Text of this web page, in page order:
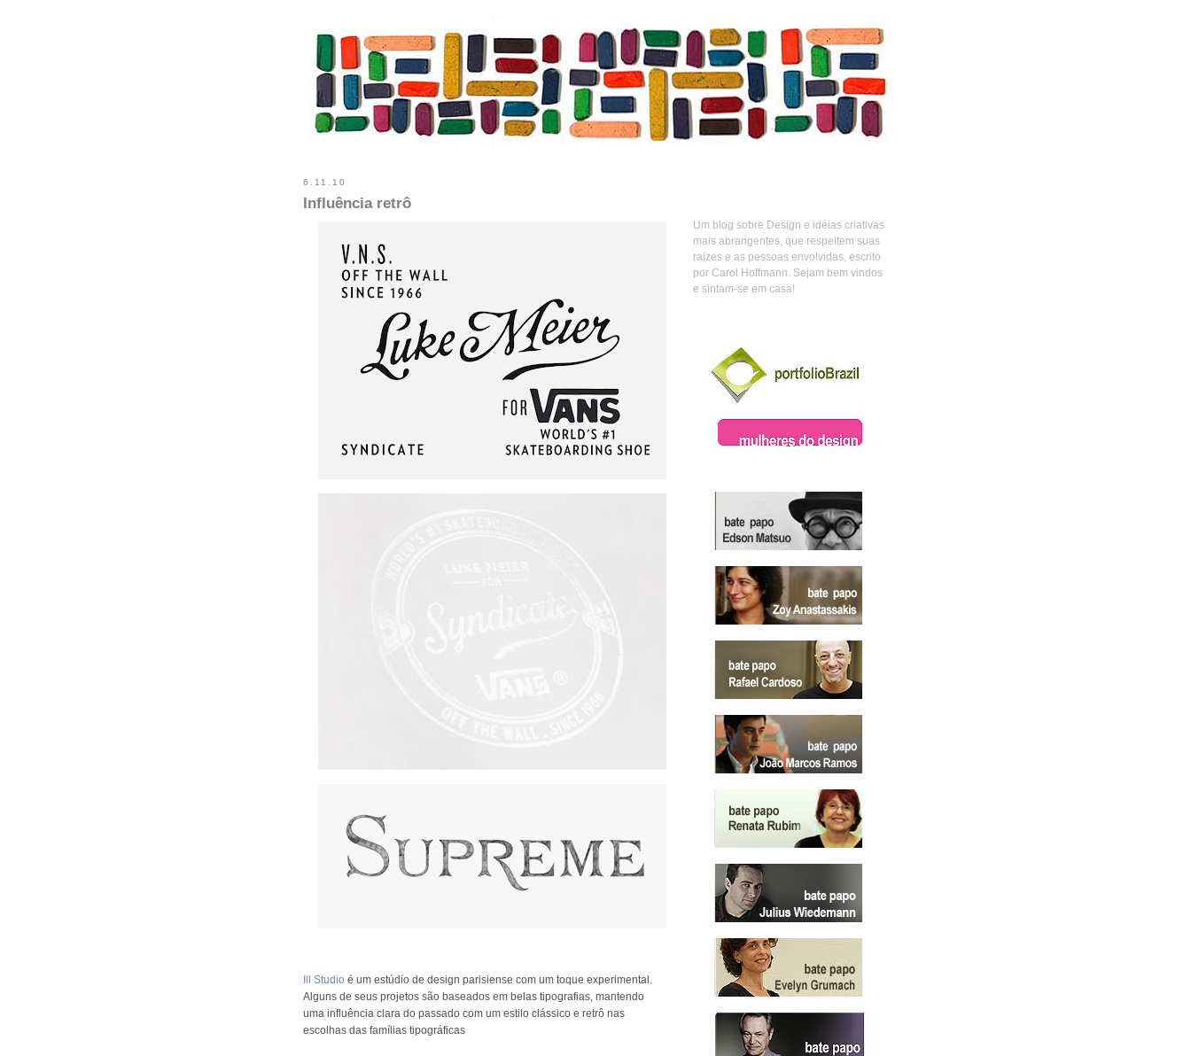
6.11.10
Influência retrô
Ill Studio é um estúdio de design parisiense com um toque experimental.
Alguns de seus projetos são baseados em belas tipografias, mantendo
uma influência clara do passado com um estilo clássico e retrô nas
escolhas das famílias tipográficas
Um blog sobre Design e idéias criativas
mais abrangentes, que respeitem suas
raízes e as pessoas envolvidas, escrito
por Carol Hoffmann. Sejam bem vindos
e sintam-se em casa!